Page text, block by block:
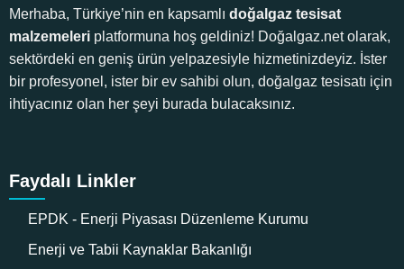
Merhaba, Türkiye’nin en kapsamlı doğalgaz tesisat
malzemeleriplatformuna hoş geldiniz! Doğalgaz.net olarak,
sektördeki en geniş ürün yelpazesiyle hizmetinizdeyiz. İster
bir profesyonel, ister bir ev sahibi olun, doğalgaz tesisatı için
ihtiyacınız olan her şeyi burada bulacaksınız.
Faydalı Linkler
EPDK - Enerji Piyasası Düzenleme Kurumu
Enerji ve Tabii Kaynaklar Bakanlığı